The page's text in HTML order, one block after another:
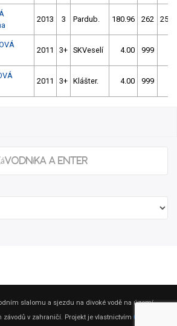
2013 3 Pardub. 180.96 262
2011 3+ SKVeselí 4.00 999
2011 3+ Klášter. 4.00 999
slalomu a sjezdu na divoké vodě na území
závodů v zahraničí. Projekt je vlastnictvím ČSK DV